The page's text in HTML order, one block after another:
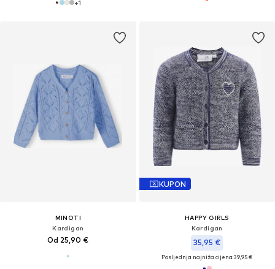
+1
MINOTI
Kardigan
Od 25,90 €
KUPON
HAPPY GIRLS
Kardigan
35,95 €
Posljednja najniža cijena:39,95 €